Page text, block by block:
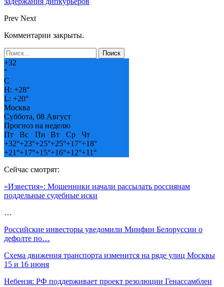
Prev Next
Комментарии закрыты.
+32
°
C
H: +28°
L: +20°
Москва
Суббота, 08 Август
Прогноз на неделю
Пт
Вс Пн Вт Ср
Чт
+32°+23°+25°+25°+17°+18°
+21°+17°+15°+16°+12°+11°
Сейчас смотрят:
«Известия»: Мошенники начали рассылать россиянам
поддельные судебные иски
…
Российские инвесторы уведомили Минфин Белоруссии о
дефолте по…
Схема движения транспорта изменится на ряде улиц Москвы
15 и 16 июня
Небензя: РФ поддерживает проект резолюции Генассамблеи